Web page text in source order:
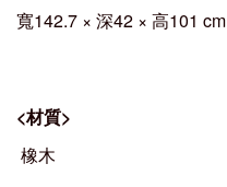
寬142.7 × 深42 × 高101 cm
<材質>
橡木